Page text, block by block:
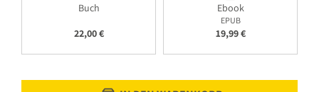
Buch
22,00 €
Ebook
EPUB
19,99 €